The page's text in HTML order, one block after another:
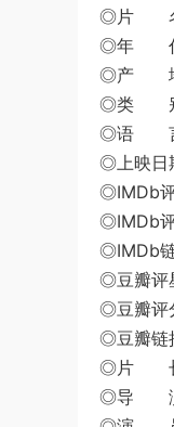
◎片
◎年
◎产
◎类 别
◎语
◎上映日
◎IMDb
◎IMDb
◎豆瓣
◎豆瓣评
◎豆瓣链
◎片 长
◎导 演